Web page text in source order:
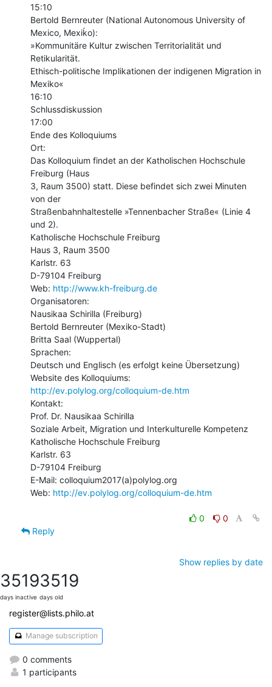
15:10
Bertold Bernreuter (National Autonomous University of
Mexico, Mexiḱo):
»Kommunitäre Kultur zwischen Territorialität und
Retikularität.
Ethisch-politische Implikationen der indigenen Migration in
Mexiko«
16:10
Schlussdiskussion
17:00
Ende des Kolloquiums
Ort:
Das Kolloquium findet an der Katholischen Hochschule
Freiburg (Haus
3, Raum 3500) statt. Diese befindet sich zwei Minuten
von der
Straßenbahnhaltestelle »Tennenbacher Straße« (Linie 4
und 2).
Katholische Hochschule Freiburg
Haus 3, Raum 3500
Karlstr. 63
D-79104 Freiburg
Web: http://www.kh-freiburg.de
Organisatoren:
Nausikaa Schirilla (Freiburg)
Bertold Bernreuter (Mexiko-Stadt)
Britta Saal (Wuppertal)
Sprachen:
Deutsch und Englisch (es erfolgt keine Übersetzung)
http://ev.polylog.org/colloquium-de.htm
Kontakt:
Prof. Dr. Nausikaa Schirilla
Soziale Arbeit, Migration und Interkulturelle Kompetenz
Katholische Hochschule Freiburg
Karlstr. 63
D-79104 Freiburg
E-Mail: colloquium2017(a)polylog.org
Web: http://ev.polylog.org/colloquium-de.htm
0
0
Reply
Show replies by date
3519
days inactive
3519
days old
register@lists.philo.at
Manage subscription
0 comments
1 participants